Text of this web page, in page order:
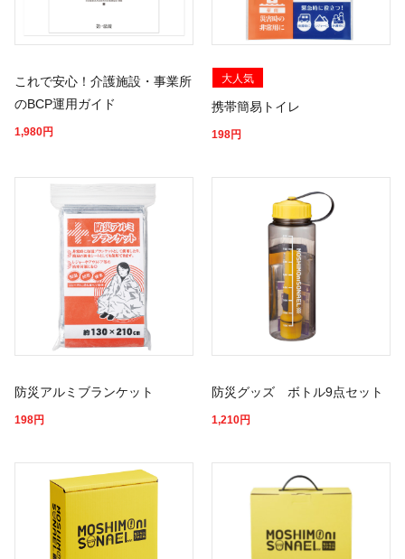
これで安心！介護施設・事業所
のBCP運用ガイド
1,980円
大人気
携帯簡易トイレ
198円
防災アルミブランケット
198円
防災グッズ ボトル9点セット
1,210円